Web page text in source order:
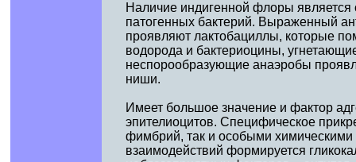
Наличие индигенной флоры
патогенных бактерий. Выраженный
проявляют лактобациллы, которые
водорода и бактериоцины,
неспорообразующие анаэробы
ниши.
Имеет большое значение и фактор
эпителиоцитов. Специфическое
фимбрий, так и особыми химическими
взаимодействий формируется